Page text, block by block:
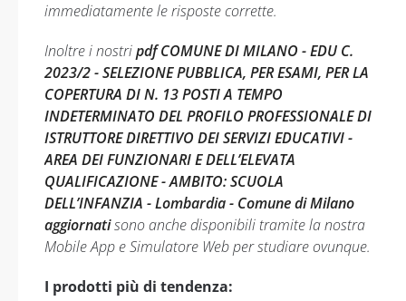
immediatamente le risposte corrette.
Inoltre i nostripdf COMUNE DI MILANO - EDU C.
2023/2 - SELEZIONE PUBBLICA, PER ESAMI, PER LA
COPERTURA DI N. 13 POSTI A TEMPO
INDETERMINATO DEL PROFILO PROFESSIONALE DI
ISTRUTTORE DIRETTIVO DEI SERVIZI EDUCATIVI -
AREA DEI FUNZIONARI E DELL’ELEVATA
QUALIFICAZIONE - AMBITO: SCUOLA
DELL’INFANZIA - Lombardia - Comune di Milano
aggiornatisono anche disponibili tramite la nostra
Mobile App e Simulatore Web per studiare ovunque.
I prodotti più di tendenza: